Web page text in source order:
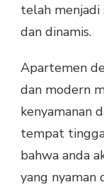
telah menjadi
dan dinamis.
Apartemen
dan modern
kenyamanan
tempat
bahwa anda
yang nyaman